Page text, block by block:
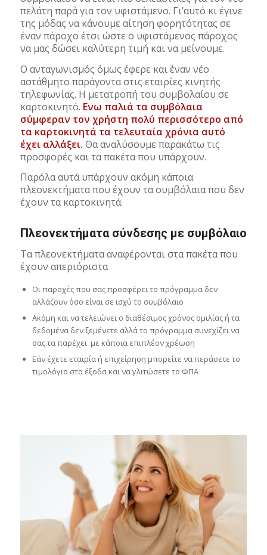
πελάτη παρά για τον υφιστάμενο. Γι’αυτό κι έγινε
της μόδας να κάνουμε αίτηση φορητότητας σε
έναν πάροχο έτσι ώστε ο υφιστάμενος πάροχος
να μας δώσει καλύτερη τιμή και να μείνουμε.
Ο ανταγωνισμός όμως έφερε και έναν νέο
αστάθμητο παράγοντα στις εταιρίες κινητής
τηλεφωνίας. Η μετατροπή του συμβολαίου σε
καρτοκινητό. Ενω παλιά τα συμβόλαια
σύμφεραν τον χρήστη πολύ περισσότερο από
τα καρτοκινητά τα τελευταία χρόνια αυτό
έχει αλλάξει. Θα αναλύσουμε παρακάτω τις
προσφορές και τα πακέτα που υπάρχουν.
Παρόλα αυτά υπάρχουν ακόμη κάποια
πλεονεκτήματα που έχουν τα συμβόλαια που δεν
έχουν τα καρτοκινητά.
Πλεονεκτήματα σύνδεσης με συμβόλαιο
Τα πλεονεκτήματα αναφέρονται στα πακέτα που
έχουν απεριόριστα
Οι παροχές που σας προσφέρει το πρόγραμμα δεν
αλλάζουν όσο είναι σε ισχύ το συμβόλαιο
Ακόμη και να τελειώνει ο διαθέσιμος χρόνος ομιλίας ή τα
δεδομένα δεν ξεμένετε αλλά το πρόγραμμα συνεχίζει να
σας τα παρέχει με κάποια επιπλέον χρέωση
Εάν έχετε εταιρία ή επιχείρηση μπορείτε να περάσετε το
τιμολόγιο στα έξοδα και να γλιτώσετε το ΦΠΑ